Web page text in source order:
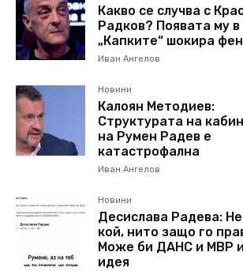
Какво се случва с
Радков? Появата му в
„Капките“ шокира
Иван Ангелов
Новини
Калоян Методиев:
Структурата на
на Румен Радев е
катастрофална
Иван Ангелов
Новини
Десислава Радева:
кой, нито защо го
Може би ДАНС и МВР
идея